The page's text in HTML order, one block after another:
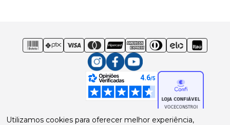
Utilizamos cookies para oferecer melhor experiência,